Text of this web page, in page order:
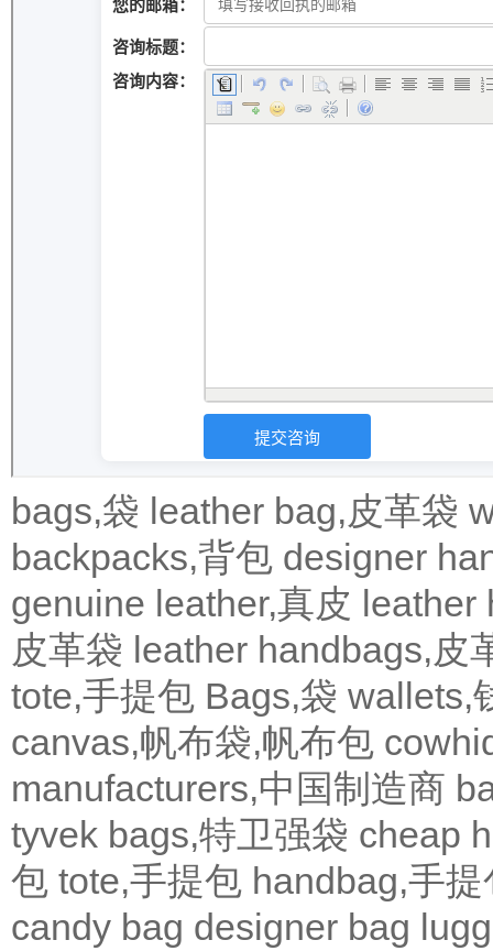
bags,袋 leather bag,皮革袋
backpacks,背包 designer
genuine leather,真皮 leather
皮革袋 leather handbags,皮
tote,手提包 Bags,袋 wallets,
canvas,帆布袋,帆布包
manufacturers,中国制造商
tyvek bags,特卫强袋 cheap
包 tote,手提包 handbag,手提
candy bag designer bag